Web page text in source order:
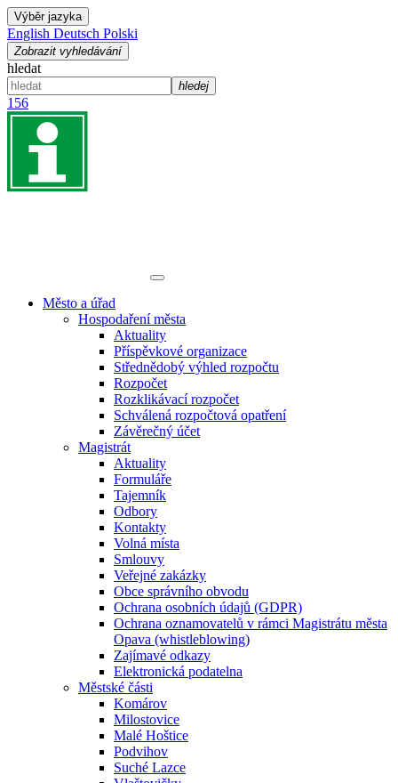
Výběr jazyka
English Deutsch Polski
Zobrazit vyhledávání
hledat
hledej
156
Město a úřad
Hospodaření města
Aktuality
Příspěvkové organizace
Střednědobý výhled rozpočtu
Rozpočet
Rozklikávací rozpočet
Schválená rozpočtová opatření
Závěrečný účet
Magistrát
Aktuality
Formuláře
Tajemník
Odbory
Kontakty
Volná místa
Smlouvy
Veřejné zakázky
Obce správního obvodu
Ochrana osobních údajů (GDPR)
Ochrana oznamovatelů v rámci Magistrátu města
Opava (whistleblowing)
Zajímavé odkazy
Elektronická podatelna
Městské části
Komárov
Milostovice
Malé Hoštice
Podvihov
Suché Lazce